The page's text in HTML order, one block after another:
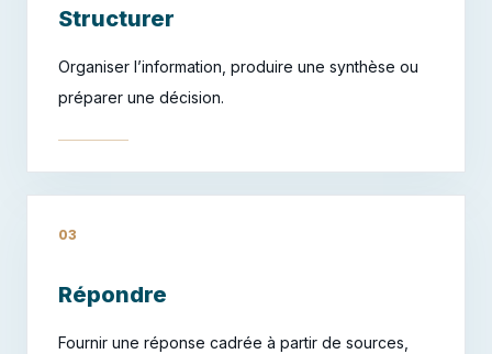
Structurer
Organiser l’information, produire une synthèse ou
préparer une décision.
03
Répondre
Fournir une réponse cadrée à partir de sources,